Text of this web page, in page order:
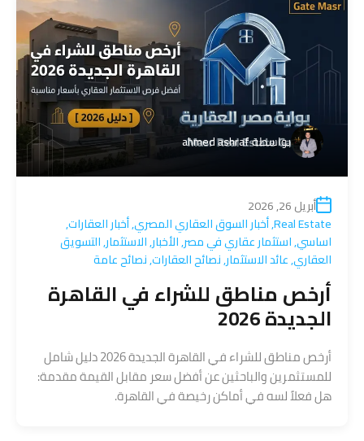
بواسطةahmed ashraf
أبريل 26, 2026
Real Estate
,أخبار السوق العقاري المصري,أخبار العقارات,
اساسي,استثمار عقاري في مصر,الأخبار,الاستثمار,التسويق
العقاري,عائد الاستثمار,نصائح العقارات,نصائح عامة
أرخص مناطق للشراء في القاهرة
الجديدة 2026
أرخص مناطق للشراء في القاهرة الجديدة 2026 دليل شامل
للمستثمرين والباحثين عن أفضل سعر مقابل القيمة مقدمة:
هل فعلاً لسه في أماكن رخيصة في القاهرة.